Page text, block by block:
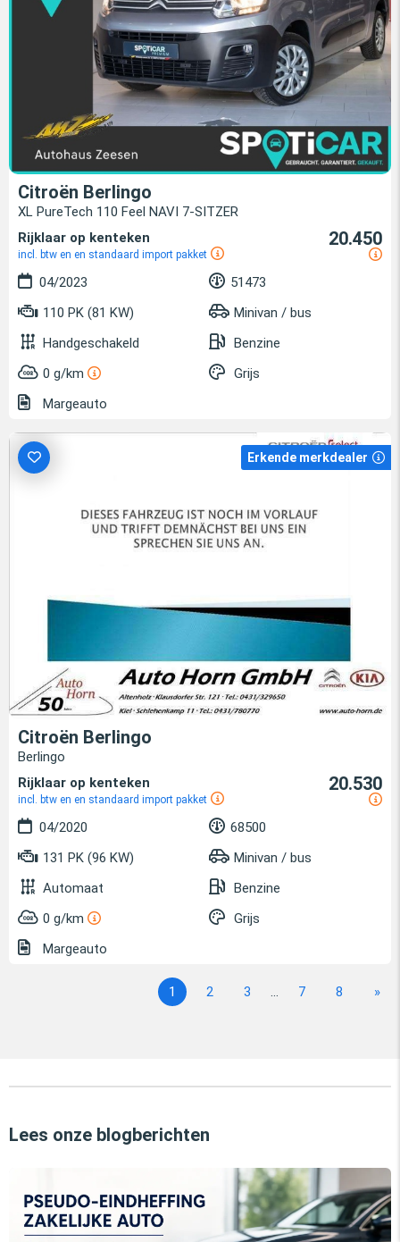
Citroën Berlingo
XL PureTech 110 Feel NAVI 7-SITZER
Rijklaar op kenteken
incl. btw en en standaard import pakket
20.450
04/2023
51473
110 PK (81 KW)
Minivan / bus
Handgeschakeld
Benzine
0 g/km
Grijs
Margeauto
Erkende merkdealer
Citroën Berlingo
Berlingo
Rijklaar op kenteken
incl. btw en en standaard import pakket
20.530
04/2020
68500
131 PK (96 KW)
Minivan / bus
Automaat
Benzine
0 g/km
Grijs
Margeauto
1 2 3 ... 7 8 »
Lees onze blogberichten